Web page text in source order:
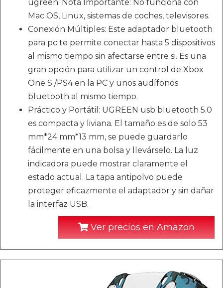
ugreen. Nota Importante: No funciona con
Mac OS, Linux, sistemas de coches, televisores.
Conexión Múltiples: Este adaptador bluetooth
para pc te permite conectar hasta 5 dispositivos
al mismo tiempo sin afectarse entre si. Es una
gran opción para utilizar un control de Xbox
One S /PS4 en la PC y unos audífonos
bluetooth al mismo tiempo.
Práctico y Portátil: UGREEN usb bluetooth 5.0
es compacta y liviana. El tamaño es de solo 53
mm*24 mm*13 mm, se puede guardarlo
fácilmente en una bolsa y llevárselo. La luz
indicadora puede mostrar claramente el
estado actual. La tapa antipolvo puede
proteger eficazmente el adaptador y sin dañar
la interfaz USB.
Ver precios en Amazon